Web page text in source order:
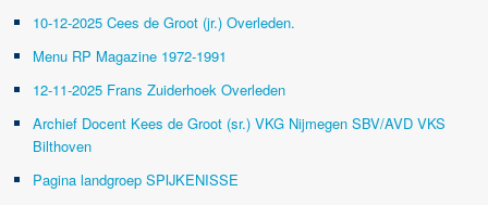
10-12-2025 Cees de Groot (jr.) Overleden.
Menu RP Magazine 1972-1991
12-11-2025 Frans Zuiderhoek Overleden
Archief Docent Kees de Groot (sr.) VKG Nijmegen SBV/AVD VKS
Bilthoven
Pagina landgroep SPIJKENISSE